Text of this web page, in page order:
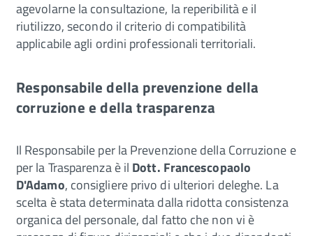
agevolarne la consultazione, la reperibilità e il
riutilizzo, secondo il criterio di compatibilità
applicabile agli ordini professionali territoriali.
Responsabile della prevenzione della
corruzione e della trasparenza
Il Responsabile per la Prevenzione della Corruzione e
per la Trasparenza è il Dott. Francescopaolo
D'Adamo, consigliere privo di ulteriori deleghe. La
scelta è stata determinata dalla ridotta consistenza
organica del personale, dal fatto che non vi è